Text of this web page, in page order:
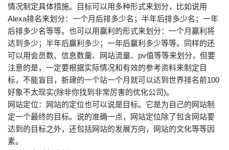
情况制定具体措施。目标可以用多种形式来划分，比如说用
Alexa排名来划分：一个月后排多少名；半年后排多少名；一年
后排多少名等等。也可以用赢利的形式来划分：一个月赢利将
达到多少；半年后赢利多少；一年后赢利多少等等。同样的还
可以用会员数、信息数量、网站流量、pv值等等来划分，但要
注意的是，一定要根据实际情况和有效的参考资料来制定目
标，不能盲目，新建的一个站一个月就可以达到世界排名前100
好象不太现实(除非你找到非常厉害的优化公司)。
网站定位：网站的定位也可以说是目标。它是为自己的网站制
定一个最终的目标。说的准确一点，网站定位除了包含网站要
达到的目标之外，还包括网站的发展方向，网站的文化等等因
素。